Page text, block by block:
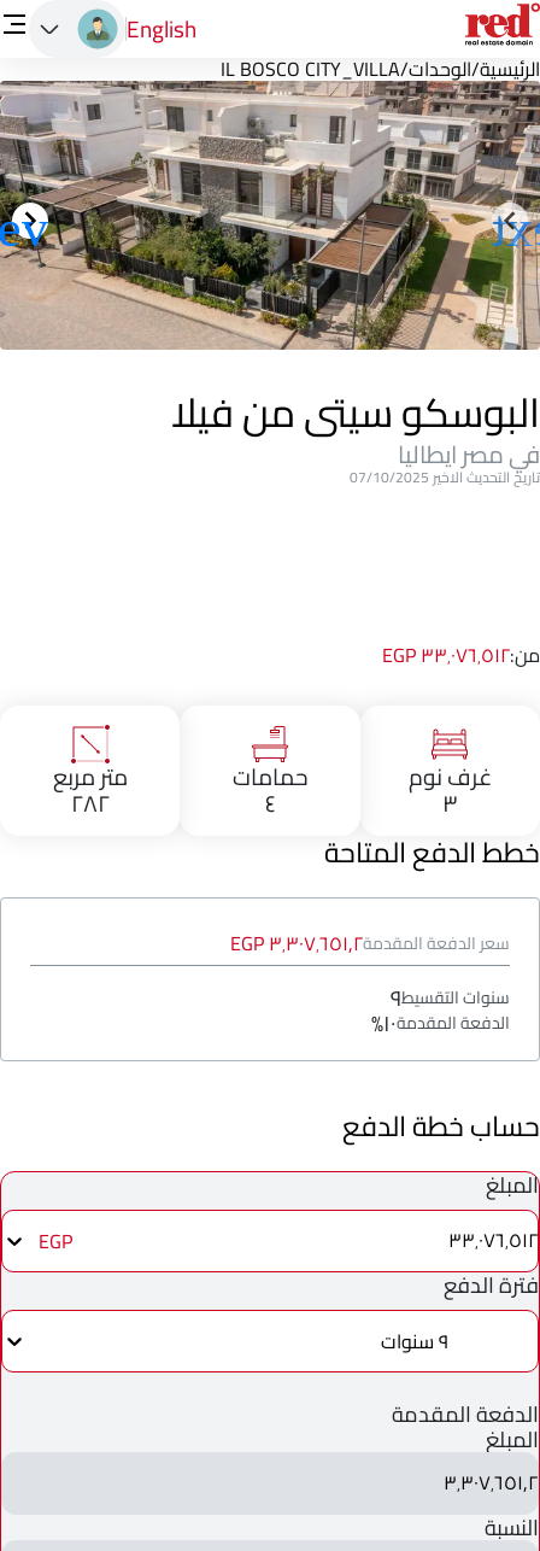
English
الرئيسية/الوحدات/
IL BOSCO CITY_VILLA
البوسكو سيتى من فيلا
في مصر ايطاليا
تاريخ التحديث الاخير 07/10/2025
من:٣٣٬٠٧٦٬٥١٢ EGP
غرف نوم
٣
حمامات
٤
متر مربع
٢٨٢
خطط الدفع المتاحة
سعر الدفعة المقدمة٣٬٣٠٧٬٦٥١٫٢ EGP
سنوات التقسيط٩
الدفعة المقدمة١٠%
حساب خطة الدفع
المبلغ
٣٣٬٠٧٦٬٥١٢ EGP
فترة الدفع
٩ سنوات
الدفعة المقدمة
المبلغ
٣٬٣٠٧٬٦٥١٫٢
النسبة